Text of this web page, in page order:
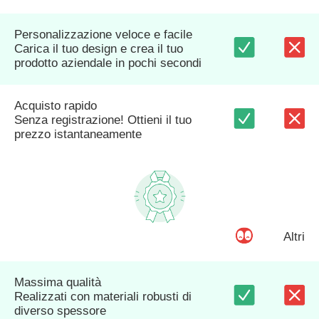
Personalizzazione veloce e facile
Carica il tuo design e crea il tuo
prodotto aziendale in pochi secondi
Acquisto rapido
Senza registrazione! Ottieni il tuo
prezzo istantaneamente
Altri
Massima qualità
Realizzati con materiali robusti di
diverso spessore